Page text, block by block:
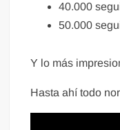
40.000
50.000
Y lo más
Hasta ahí todo